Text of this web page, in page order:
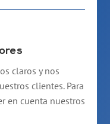
claros y nos
clientes. Para
en cuenta nuestros